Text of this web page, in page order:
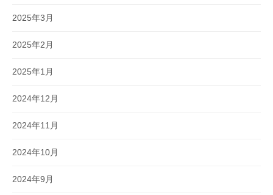
2025年3月
2025年2月
2025年1月
2024年12月
2024年11月
2024年10月
2024年9月